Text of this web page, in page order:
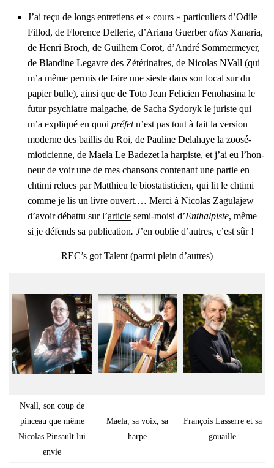
J’ai reçu de longs entre­tiens et « cours » par­ti­cu­liers d’O­dile
Fillod, de Flo­rence Del­le­rie, d’A­ria­na Guer­beralias Xana­ria,
de Hen­ri Broch, de Guil­hem Corot, d’An­dré Som­mer­meyer,
de Blan­dine Legavre des Zété­ri­naires, de Nico­las NVall (qui
m’a même per­mis de faire une sieste dans son local sur du
papier bulle), ain­si que de Toto Jean Feli­cien Feno­ha­si­na le
futur psy­chiatre mal­gache, de Sacha Sydo­ryk le juriste qui
m’a expli­qué en quoi pré­fetn’est pas tout à fait la ver­sion
moderne des baillis du Roi, de Pau­line Dela­haye la zoo­sé­
mio­ti­cienne, de Mae­la Le Bade­zet la har­piste, et j’ai eu l’hon­
neur de voir une de mes chan­sons conte­nant une par­tie en
chti­mi relues par Mat­thieu le bio­sta­tis­ti­cien, qui lit le chti­mi
comme je lis un livre ouvert.… Mer­ci à Nico­las Zagu­la­jew
d’a­voir débat­tu sur l’article semi-moi­si d’Enthal­piste, même
si je défends sa publi­ca­tion. J’en oublie d’autres, c’est sûr !
REC’s got Talent (par­mi plein d’autres)
Nvall, son coup de
pin­ceau que même
Nico­las Pin­sault lui
envie
Mae­la, sa voix, sa
harpe
Fran­çois Las­serre et sa
gouaille